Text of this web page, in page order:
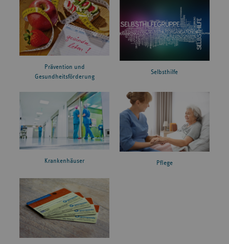
Prävention und
Gesundheitsförderung
Selbsthilfe
Krankenhäuser Pflege